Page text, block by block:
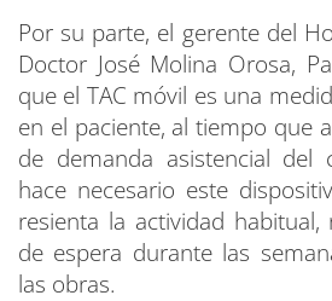
Por su parte, el gerente del
Doctor José Molina Orosa,
que el TAC móvil es una
en el paciente, al tiempo que
de demanda asistencial del
hace necesario este
resienta la actividad
de espera durante las
las obras.